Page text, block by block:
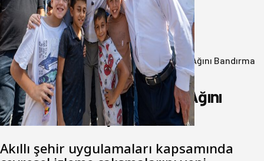
Akın: Benim derdim memlekete
hizmet hemşerim!
05 Ağustos 2026
Anasayfa/Genel / Büyükşehir Çevresel İzleme Ağını Bandırma
ile Güçlendirdi
Büyükşehir Çevresel İzleme Ağını
Bandırma ile Güçlendirdi
Akıllı şehir uygulamaları kapsamında